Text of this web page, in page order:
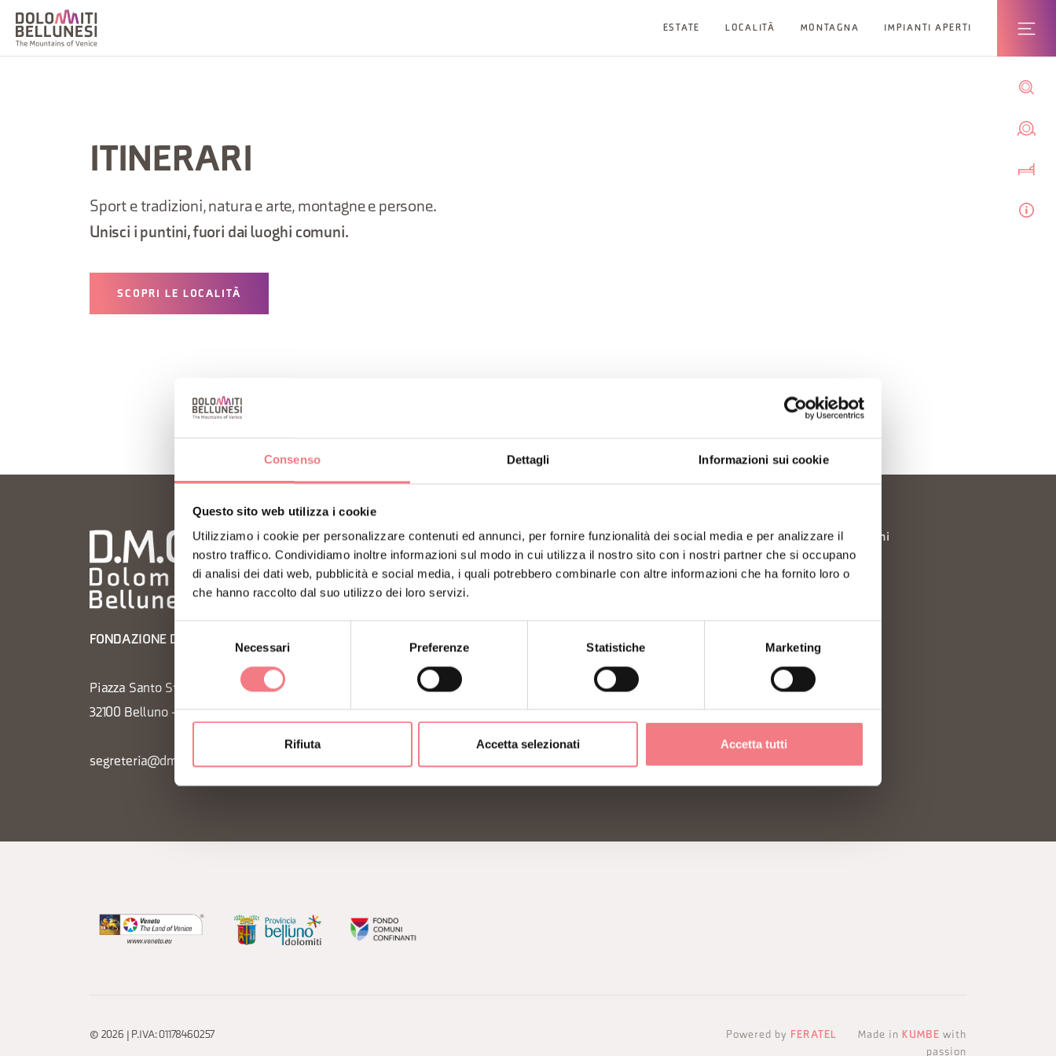
Consenso Dettagli Informazioni sui cookie
Questo sito web utilizza i cookie
Utilizziamo i cookie per personalizzare contenuti ed annunci, per fornire funzionalità dei social media e per analizzare il
nostro traffico. Condividiamo inoltre informazioni sul modo in cui utilizza il nostro sito con i nostri partner che si occupano
di analisi dei dati web, pubblicità e social media, i quali potrebbero combinarle con altre informazioni che ha fornito loro o
che hanno raccolto dal suo utilizzo dei loro servizi.
del
Necessari Preferenze Statistiche Marketing
Rifiuta Accetta selezionati Accetta tutti
ESTATE LOCALITÀ MONTAGNA IMPIANTI APERTI
ITINERARI
Sport e tradizioni, natura e arte, montagne e persone.
Unisci i puntini, fuori dai luoghi comuni.
SCOPRI LE LOCALITÀ
FONDAZIONE DMO DOLOMITI BELLUNESI
Piazza Santo Stefano 15/17
32100 Belluno - Italia
segreteria@dmodolomiti.it
Privacy
Organizzazione trasparente
Dichiarazione di accessibilità
Richiesta informazioni
Consorzi Turistici
© 2026 | P.IVA: 01178460257 Powered by FERATEL Made in KUMBE with
passion